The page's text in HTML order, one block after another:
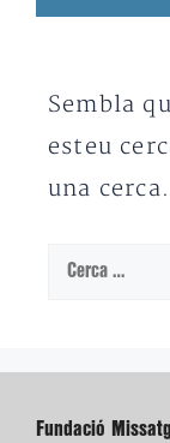
Sembla
esteu
una cerca.
Cerca:
Fundació